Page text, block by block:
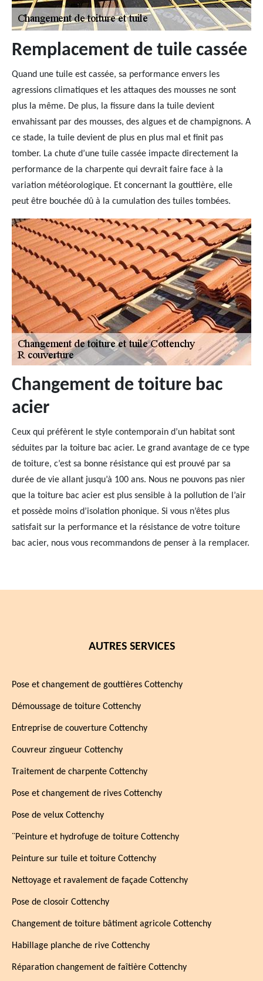
Remplacement de tuile cassée
Quand une tuile est cassée, sa performance envers les
agressions climatiques et les attaques des mousses ne sont
plus la même. De plus, la fissure dans la tuile devient
envahissant par des mousses, des algues et de champignons. A
ce stade, la tuile devient de plus en plus mal et finit pas
tomber. La chute d’une tuile cassée impacte directement la
performance de la charpente qui devrait faire face à la
variation météorologique. Et concernant la gouttière, elle
peut être bouchée dû à la cumulation des tuiles tombées.
Changement de toiture bac
acier
Ceux qui préfèrent le style contemporain d’un habitat sont
séduites par la toiture bac acier. Le grand avantage de ce type
de toiture, c’est sa bonne résistance qui est prouvé par sa
durée de vie allant jusqu’à 100 ans. Nous ne pouvons pas nier
que la toiture bac acier est plus sensible à la pollution de l’air
et possède moins d’isolation phonique. Si vous n’êtes plus
satisfait sur la performance et la résistance de votre toiture
bac acier, nous vous recommandons de penser à la remplacer.
AUTRES SERVICES
Pose et changement de gouttières Cottenchy
Démoussage de toiture Cottenchy
Entreprise de couverture Cottenchy
Couvreur zingueur Cottenchy
Traitement de charpente Cottenchy
Pose et changement de rives Cottenchy
Pose de velux Cottenchy
¨Peinture et hydrofuge de toiture Cottenchy
Peinture sur tuile et toiture Cottenchy
Nettoyage et ravalement de façade Cottenchy
Pose de closoir Cottenchy
Changement de toiture bâtiment agricole Cottenchy
Habillage planche de rive Cottenchy
Réparation changement de faîtière Cottenchy